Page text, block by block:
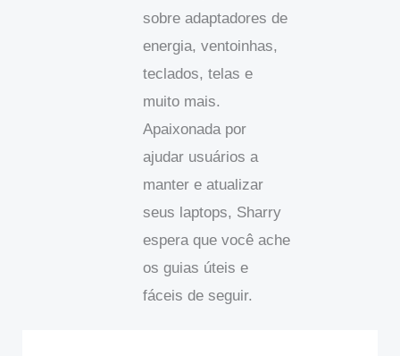
sobre adaptadores de
energia, ventoinhas,
teclados, telas e
muito mais.
Apaixonada por
ajudar usuários a
manter e atualizar
seus laptops, Sharry
espera que você ache
os guias úteis e
fáceis de seguir.